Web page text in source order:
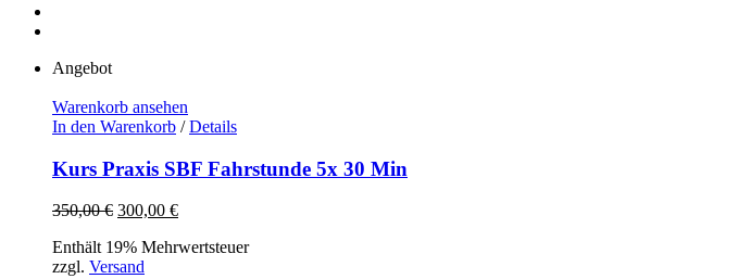
Angebot
Warenkorb ansehen
In den Warenkorb / Details
Kurs Praxis SBF Fahrstunde 5x 30 Min
350,00€ Ursprünglicher
war:
350,00 €
300,00 €Aktueller
ist:
Enthält 19% Mehrwertsteuer
zzgl. Versand